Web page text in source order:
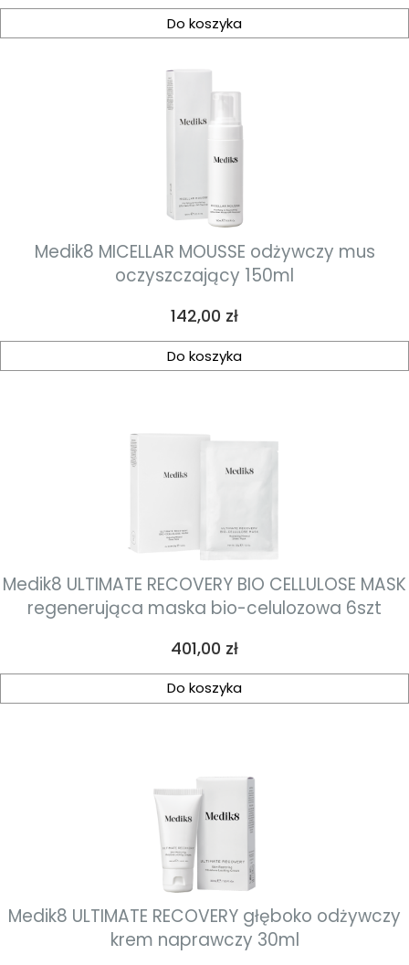
Do koszyka
Medik8 MICELLAR MOUSSE odżywczy mus
oczyszczający 150ml
Cena
142,00 zł
Do koszyka
Medik8 ULTIMATE RECOVERY BIO CELLULOSE MASK
regenerująca maska bio-celulozowa 6szt
Cena
401,00 zł
Do koszyka
Medik8 ULTIMATE RECOVERY głęboko odżywczy
krem naprawczy 30ml